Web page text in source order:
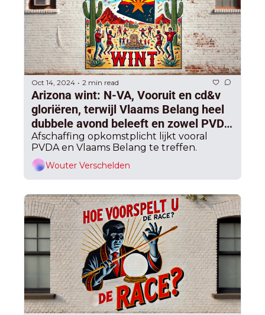
Oct 14, 2024 • 2 min read
Arizona wint: N-VA, Vooruit en cd&v
gloriëren, terwijl Vlaams Belang heel
dubbele avond beleeft en zowel PVDA
als liberalen klappen krijgen
Afschaffing opkomstplicht lijkt vooral
PVDA en Vlaams Belang te treffen.
Wouter Verschelden